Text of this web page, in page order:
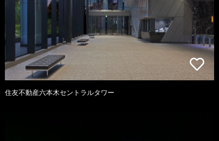
住友不動産六本木セントラルタワー